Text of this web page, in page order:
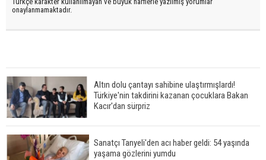
onaylanmamaktadır.
Altın dolu çantayı sahibine ulaştırmışlardı!
Türkiye'nin takdirini kazanan çocuklara Bakan
Kacır'dan sürpriz
Sanatçı Tanyeli'den acı haber geldi: 54 yaşında
yaşama gözlerini yumdu